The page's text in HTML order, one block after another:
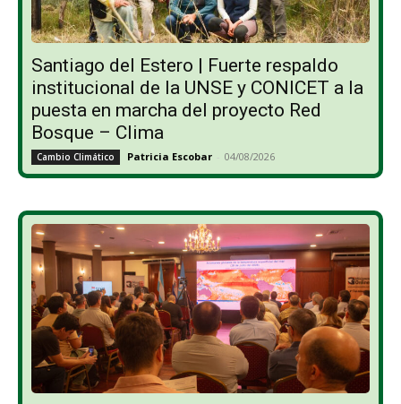
Santiago del Estero | Fuerte respaldo
institucional de la UNSE y CONICET a la
puesta en marcha del proyecto Red
Bosque – Clima
Cambio Climático Patricia Escobar - 04/08/2026